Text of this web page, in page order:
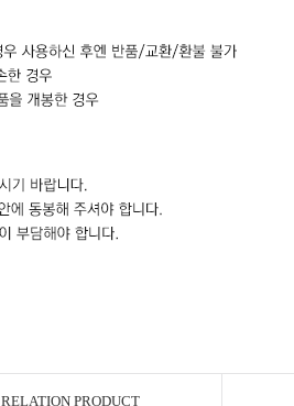
RELATION PRODUCT